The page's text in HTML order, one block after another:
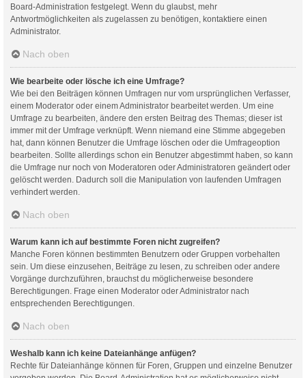
Board-Administration festgelegt. Wenn du glaubst, mehr
Antwortmöglichkeiten als zugelassen zu benötigen, kontaktiere einen
Administrator.
Nach oben
Wie bearbeite oder lösche ich eine Umfrage?
Wie bei den Beiträgen können Umfragen nur vom ursprünglichen Verfasser,
einem Moderator oder einem Administrator bearbeitet werden. Um eine
Umfrage zu bearbeiten, ändere den ersten Beitrag des Themas; dieser ist
immer mit der Umfrage verknüpft. Wenn niemand eine Stimme abgegeben
hat, dann können Benutzer die Umfrage löschen oder die Umfrageoption
bearbeiten. Sollte allerdings schon ein Benutzer abgestimmt haben, so kann
die Umfrage nur noch von Moderatoren oder Administratoren geändert oder
gelöscht werden. Dadurch soll die Manipulation von laufenden Umfragen
verhindert werden.
Nach oben
Warum kann ich auf bestimmte Foren nicht zugreifen?
Manche Foren können bestimmten Benutzern oder Gruppen vorbehalten
sein. Um diese einzusehen, Beiträge zu lesen, zu schreiben oder andere
Vorgänge durchzuführen, brauchst du möglicherweise besondere
Berechtigungen. Frage einen Moderator oder Administrator nach
entsprechenden Berechtigungen.
Nach oben
Weshalb kann ich keine Dateianhänge anfügen?
Rechte für Dateianhänge können für Foren, Gruppen und einzelne Benutzer